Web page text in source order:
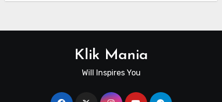
Klik Mania
Will Inspires You